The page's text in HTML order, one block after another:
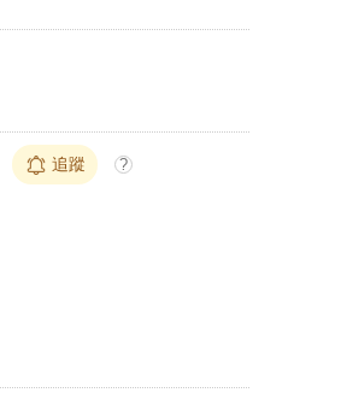
追蹤 ?